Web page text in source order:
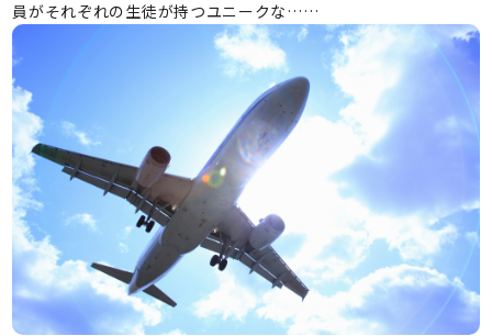
員がそれぞれの生徒が持つユニークな……